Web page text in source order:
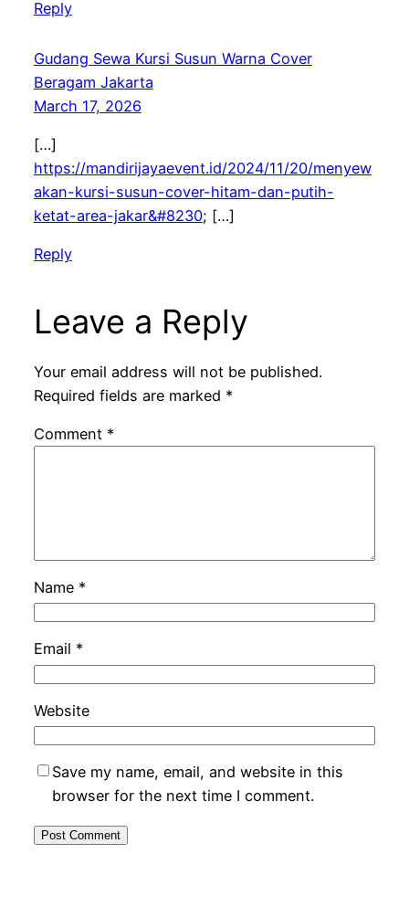
Reply
Gudang Sewa Kursi Susun Warna Cover
Beragam Jakarta
March 17, 2026
[…]
https://mandirijayaevent.id/2024/11/20/menyew
akan-kursi-susun-cover-hitam-dan-putih-
ketat-area-jakar&#8230; […]
Reply
Leave a Reply
Your email address will not be published.
Required fields are marked *
Comment *
Name *
Email *
Website
Save my name, email, and website in this
browser for the next time I comment.